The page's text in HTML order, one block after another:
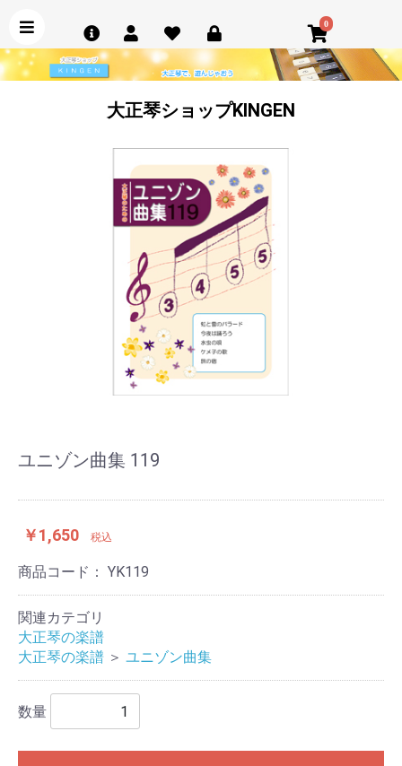
0
大正琴ショップKINGEN
ユニゾン曲集 119
￥1,650 税込
商品コード： YK119
関連カテゴリ
大正琴の楽譜
大正琴の楽譜 ＞ ユニゾン曲集
数量